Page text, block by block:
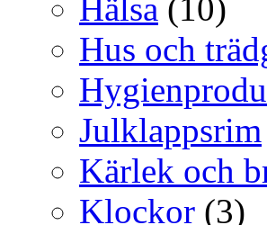
Hälsa (10)
Hus och
Julklappsrim
Kärlek och
Klockor (3)